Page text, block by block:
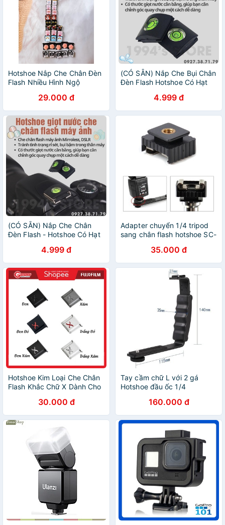
Hotshoe Nắp Che Chân Đèn
Flash Nhiều Hình Ngộ
29.000 đ
(CÓ SẴN) Nắp Che Bụi Chân
Đèn Flash Hotshoe Có Hạt
Ảnh DSLR Miroless Fujifilm
Sony Canon EOS M
4.999 đ
(CÓ SẴN) Nắp Che Chân
Đèn Flash - Hotshoe Có Hạt
Ảnh DSLR Miroless Fujifilm
Sony Canon EOS M Nikon
4.999 đ
Adapter chuyển 1/4 tripod
sang chân flash hotshoe SC-
35.000 đ
Hotshoe Kim Loại Che Chân
Flash Khắc Chữ X Dành Cho
Đèn Flash l Nắp bảo vệ chân
đèn Flash
30.000 đ
Tay cầm chữ L với 2 gá
Hotshoe đầu ốc 1/4
160.000 đ